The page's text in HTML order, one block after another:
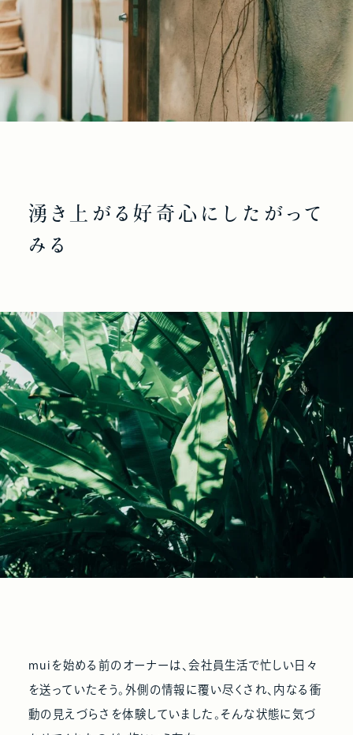
湧き上がる好奇心にしたがって
みる
muiを始める前のオーナーは、会社員生活で忙しい日々
を送っていたそう。外側の情報に覆い尽くされ、内なる衝
動の見えづらさを体験していました。そんな状態に気づ